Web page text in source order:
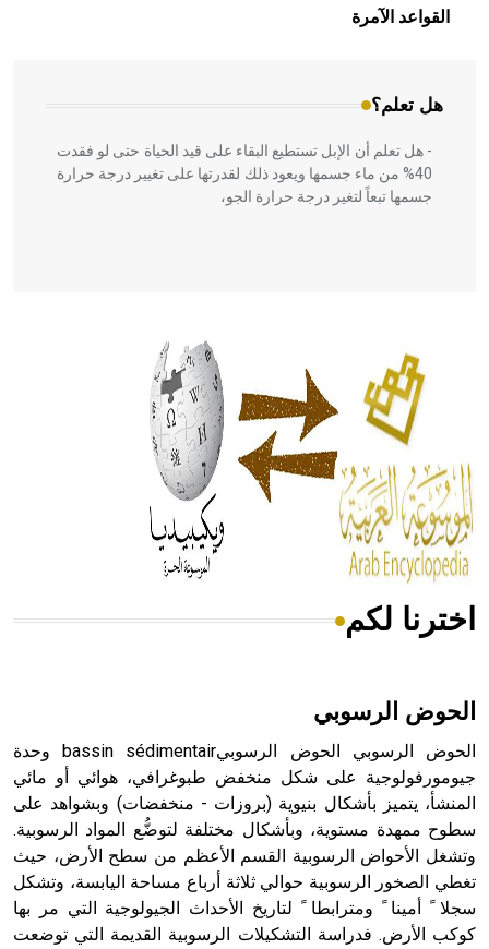
القواعد الآمرة
هل تعلم؟
بالعمارة الإسلامية في بلاد الشام ومصر خاصة، حيث يحرص
المعمار على بناء مداميكه وخاصة في الواجهات
- هل تعلم أن الإبل تستطيع البقاء على قيد الحياة حتى لو فقدت
40% من ماء جسمها ويعود ذلك لقدرتها على تغيير درجة حرارة
جسمها تبعاً لتغير درجة حرارة الجو،
الحكم، الأدلة، تنظيم التغذية، ورسالته في جروح الرأس. ويعود
له الفضل بأنه حرر الطب من الدين والفلسفة.
- هل تعلم أن المرجان إفراز حيواني يتكون في البحر ويتركب
من مادة كربونات الكلسيوم، وهو أحمر أو شديد الحمرة وهو
أجود أنواعه، ويمتاز بكبر الحجم ويسمى الش
هل تعلم أن الأبسيد كلمة فرنسية اللفظ تم اعتمادها مصطلحاً
- هل تعلم أن أبجر Abgar اسم معروف جيداً يعود إلى عدد من
الملوك الذين حكموا مدينة إديسا (الرها) من أبجر الأول وحتى
التاسع، وهم ينتسبون إلى أسرة أوسروين
اخترنا لكم
الحوض الرسوبي
الحوض الرسوبي الحوض الرسوبيbassin sédimentair وحدة
جيومورفولوجية على شكل منخفض طبوغرافي، هوائي أو مائي
المنشأ، يتميز بأشكال بنيوية (بروزات - منخفضات) وبشواهد على
سطوح ممهدة مستوية، وبأشكال مختلفة لتوضُّع المواد الرسوبية.
وتشغل الأحواض الرسوبية القسم الأعظم من سطح الأرض، حيث
تغطي الصخور الرسوبية حوالي ثلاثة أرباع مساحة اليابسة، وتشكل
سجلا ً أمينا ً ومترابطا ً لتاريخ الأحداث الجيولوجية التي مر بها
كوكب الأرض. فدراسة التشكيلات الرسوبية القديمة التي توضعت